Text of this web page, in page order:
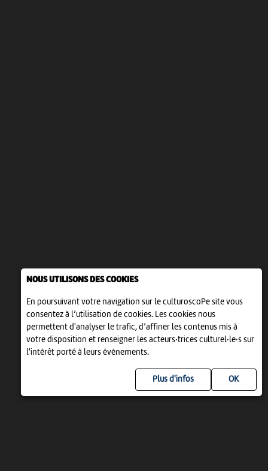
NOUS UTILISONS DES COOKIES
En poursuivant votre navigation sur le culturoscoPe site vous
consentez à l’utilisation de cookies. Les cookies nous
permettent d'analyser le trafic, d’affiner les contenus mis à
votre disposition et renseigner les acteurs·trices culturel·le·s sur
l'intérêt porté à leurs événements.
Plus d'infos